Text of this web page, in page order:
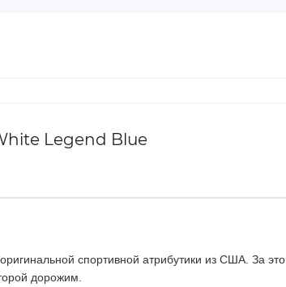
Legend Blue
спортивной атрибутики из США. За это
дорожим.